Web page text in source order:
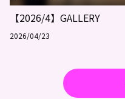
【2026/4】GALLERY
2026/04/23